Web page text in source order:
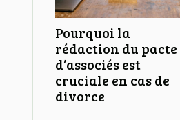
Pourquoi la
rédaction du pacte
d’associés est
cruciale en cas de
divorce